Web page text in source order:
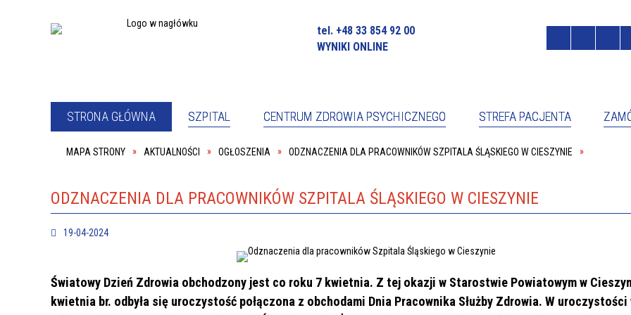
tel. +48 33 854 92 00
WYNIKI ONLINE
STRONA GŁÓWNA SZPITAL
DYREKCJA
CENTRUM ZDROWIA PSYCHICZNEGO
W WIŚLE
PODWYKONAWCY CZP PRAWA PACJENTA
STREFA PACJENTA
SALA KONFERENCYJNO-SZKOLENIOWA
PEŁNOMOCNIK DYREKTORA DS. PRAW
KOORDYNATOR DS. DOSTĘPNOŚCI DYREKCJA/ADMINISTRACJA FORMULARZ KONTAKTOWY
MAPA STRONY AKTUALNOŚCI OGŁOSZENIA ODZNACZENIA DLA PRACOWNIKÓW SZPITALA ŚLĄSKIEGO W CIESZYNIE
ODZNACZENIA DLA PRACOWNIKÓW SZPITALA ŚLĄSKIEGO W CIESZYNIE
19-04-2024
Światowy Dzień Zdrowia obchodzony jest co roku 7 kwietnia. Z tej okazji w Starostwie Powiatowym w
kwietnia br. odbyła się uroczystość połączona z obchodami Dnia Pracownika Służby Zdrowia. W